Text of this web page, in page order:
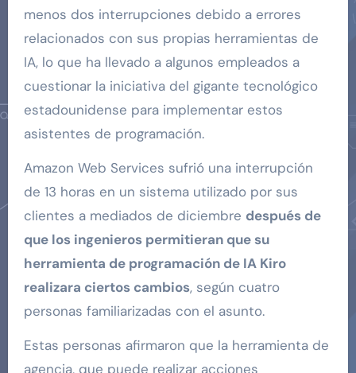
menos dos interrupciones debido a errores
relacionados con sus propias herramientas de
IA, lo que ha llevado a algunos empleados a
cuestionar la iniciativa del gigante tecnológico
estadounidense para implementar estos
asistentes de programación.
Amazon Web Services sufrió una interrupción
de 13 horas en un sistema utilizado por sus
clientes a mediados de diciembre después de
que los ingenieros permitieran que su
herramienta de programación de IA Kiro
realizara ciertos cambios, según cuatro
personas familiarizadas con el asunto.
Estas personas afirmaron que la herramienta de
agencia, que puede realizar acciones